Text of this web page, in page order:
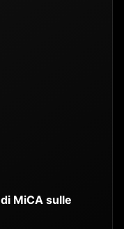
MiCA sulle